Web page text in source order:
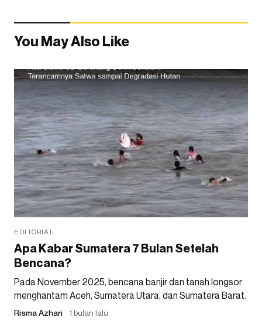
You May Also Like
EDITORIAL
Apa Kabar Sumatera 7 Bulan Setelah
Bencana?
Pada November 2025, bencana banjir dan tanah longsor
menghantam Aceh, Sumatera Utara, dan Sumatera Barat.
Risma Azhari 1 bulan lalu